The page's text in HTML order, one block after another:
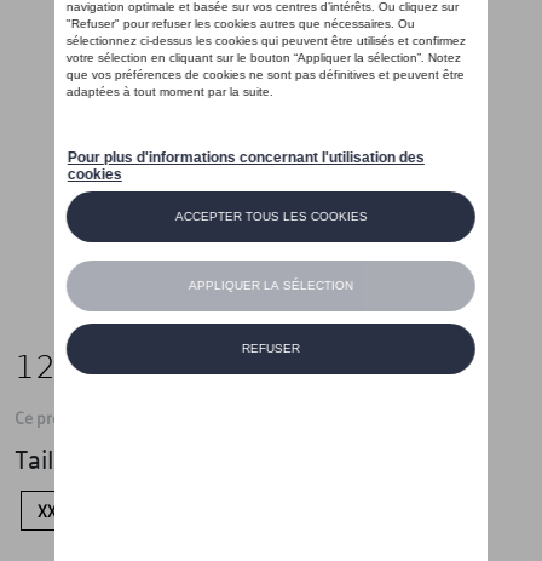
120,00 €
Ce produit n'est actuellement pas de stock
Taille
XXL